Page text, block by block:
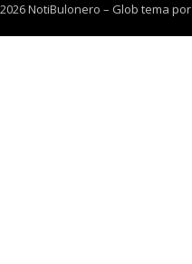
NotiBulonero – Glob tema por